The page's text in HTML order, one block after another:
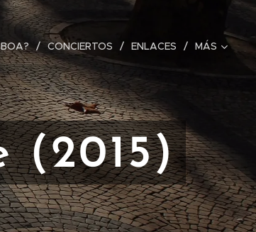
CONCIERTOS ENLACES MÁS
(2015)